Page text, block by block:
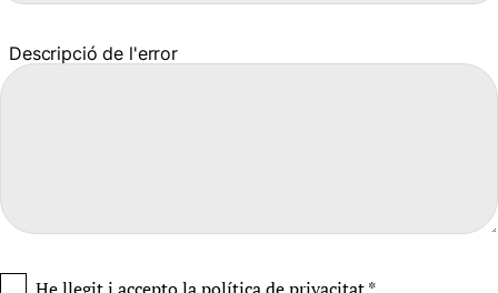
Descripció de l'error